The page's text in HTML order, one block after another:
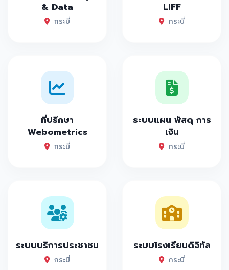
& Data
กระบี่
LIFF
กระบี่
ที่ปรึกษา
Webometrics
กระบี่
ระบบแผน พัสดุ การ
เงิน
กระบี่
ระบบบริการประชาชน
กระบี่
ระบบโรงเรียนดิจิทัล
กระบี่